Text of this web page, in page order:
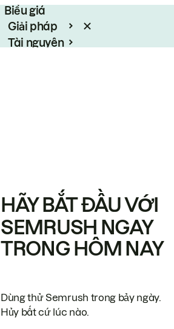
Biểu giá
Giải pháp
Tài nguyên
HÃY BẮT ĐẦU VỚI
SEMRUSH NGAY
TRONG HÔM NAY
Dùng thử Semrush trong bảy ngày.
Hủy bất cứ lúc nào.